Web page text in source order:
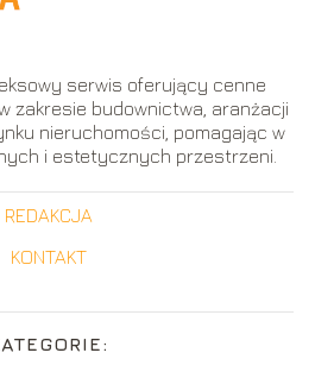
serwis oferujący cenne
zakresie budownictwa, aranżacji
nieruchomości, pomagając w
i estetycznych przestrzeni.
REDAKCJA
KONTAKT